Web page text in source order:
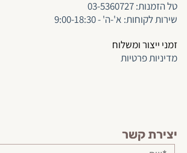
טל הזמנות:03-5360727
שירות לקוחות: א'-ה' - 9:00-18:30
זמני ייצור ומשלוח
מדיניות פרטיות
יצירת קשר